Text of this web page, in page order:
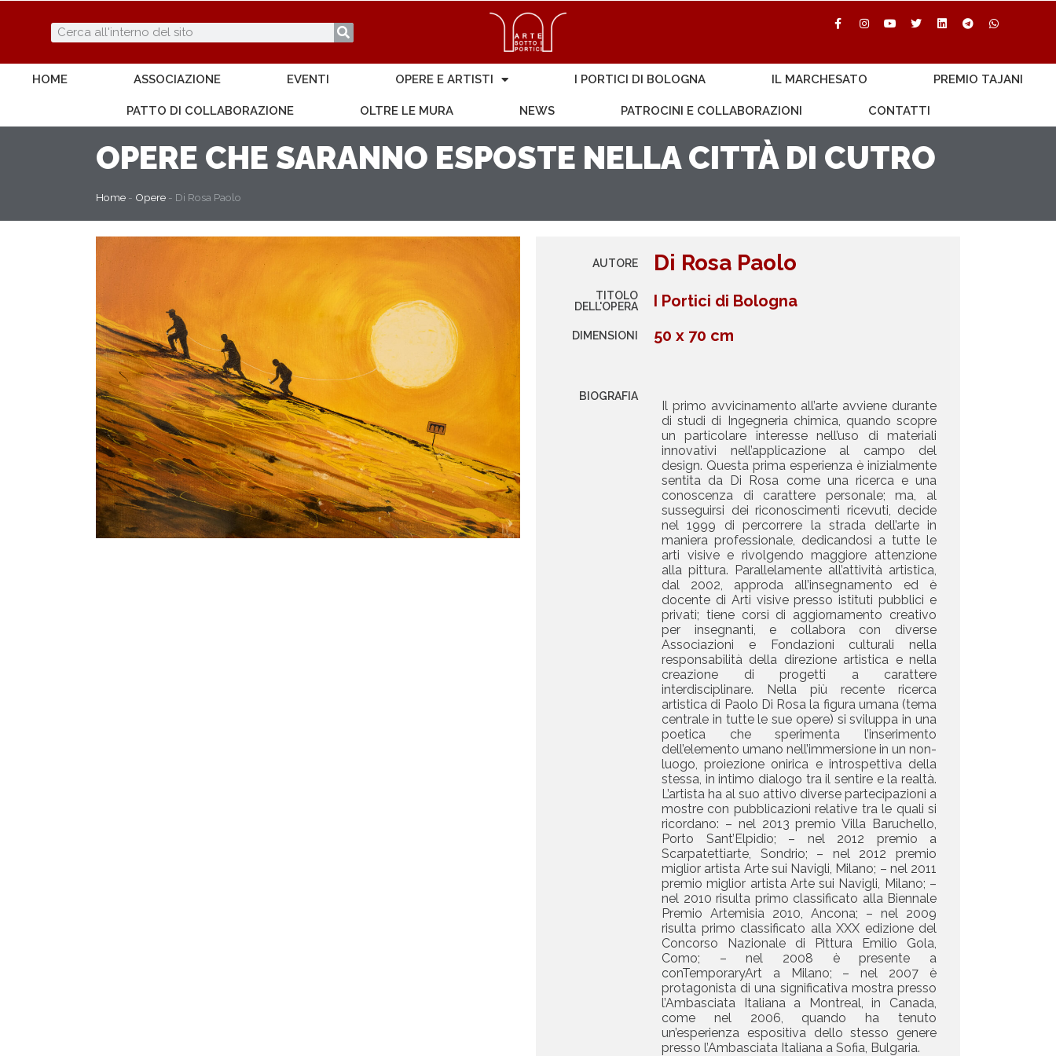
HOME ASSOCIAZIONE EVENTI OPERE E ARTISTI I PORTICI DI BOLOGNA IL MARCHESATO PREMIO TAJANI
PATTO DI COLLABORAZIONE OLTRE LE MURA NEWS PATROCINI E COLLABORAZIONI CONTATTI
OPERE CHE SARANNO ESPOSTE NELLA CITTÀ DI CUTRO
Home - Opere - Di Rosa Paolo
AUTORE Di Rosa Paolo
TITOLO
DELL'OPERA
I Portici di Bologna
DIMENSIONI 50 x 70 cm
BIOGRAFIA
Il primo avvicinamento all’arte avviene durante
di studi di Ingegneria chimica, quando scopre
un particolare interesse nell’uso di materiali
innovativi nell’applicazione al campo del
design. Questa prima esperienza è inizialmente
sentita da Di Rosa come una ricerca e una
conoscenza di carattere personale; ma, al
susseguirsi dei riconoscimenti ricevuti, decide
nel 1999 di percorrere la strada dell’arte in
maniera professionale, dedicandosi a tutte le
arti visive e rivolgendo maggiore attenzione
alla pittura. Parallelamente all’attività artistica,
dal 2002, approda all’insegnamento ed è
docente di Arti visive presso istituti pubblici e
privati; tiene corsi di aggiornamento creativo
per insegnanti, e collabora con diverse
Associazioni e Fondazioni culturali nella
responsabilità della direzione artistica e nella
creazione di progetti a carattere
interdisciplinare. Nella più recente ricerca
artistica di Paolo Di Rosa la figura umana (tema
centrale in tutte le sue opere) si sviluppa in una
poetica che sperimenta l’inserimento
dell’elemento umano nell’immersione in un non-
luogo, proiezione onirica e introspettiva della
stessa, in intimo dialogo tra il sentire e la realtà.
L’artista ha al suo attivo diverse partecipazioni a
mostre con pubblicazioni relative tra le quali si
ricordano: – nel 2013 premio Villa Baruchello,
Porto Sant’Elpidio; – nel 2012 premio a
Scarpatettiarte, Sondrio; – nel 2012 premio
miglior artista Arte sui Navigli, Milano; – nel 2011
premio miglior artista Arte sui Navigli, Milano; –
nel 2010 risulta primo classificato alla Biennale
Premio Artemisia 2010, Ancona; – nel 2009
risulta primo classificato alla XXX edizione del
Concorso Nazionale di Pittura Emilio Gola,
Como; – nel 2008 è presente a
conTemporaryArt a Milano; – nel 2007 è
protagonista di una significativa mostra presso
l’Ambasciata Italiana a Montreal, in Canada,
come nel 2006, quando ha tenuto
un’esperienza espositiva dello stesso genere
presso l’Ambasciata Italiana a Sofia, Bulgaria.